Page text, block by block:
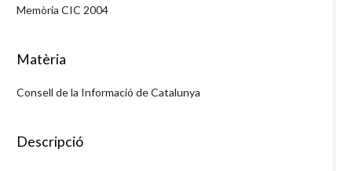
Memòria CIC 2004
Matèria
Consell de la Informació de Catalunya
Descripció